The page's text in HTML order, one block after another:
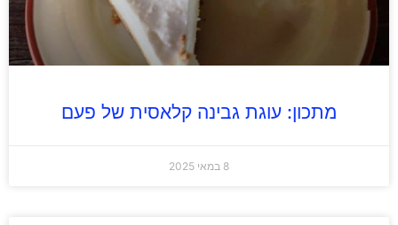
מתכון: עוגת גבינה קלאסית של פעם
8 במאי 2025